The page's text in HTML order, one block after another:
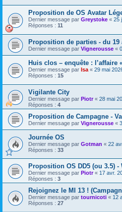
Proposition de OS Avatar
Dernier message par Greystoke « 25
Réponses : 11
Proposition de parties - du
Dernier message par Vignerousse «
Huis clos – enquête : l’affaire
Dernier message par Isa « 29 mai
Réponses : 15
Vigilante City
Dernier message par Piotr« 28 mai
Réponses : 4
Proposition de Campagne -
Dernier message par Vignerousse «
Journée OS
Dernier message par Gotman « 22
Réponses : 33
Proposition OS DD5 (ou 3.5) -
Dernier message par Piotr« 17 avr.
Réponses : 3
Rejoignez le MI 13 !
Dernier message par tournicoti « 12
Réponses : 27